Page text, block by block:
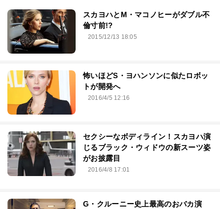
スカヨハとM・マコノヒーがダブル不
倫寸前!?
2015/12/13 18:05
怖いほどS・ヨハンソンに似たロボッ
トが開発へ
2016/4/5 12:16
セクシーなボディライン！スカヨハ演
じるブラック・ウィドウの新スーツ姿
がお披露目
2016/4/8 17:01
G・クルーニー史上最高のおバカ演